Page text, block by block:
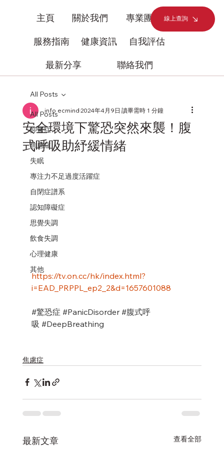
主頁 關於我們 專業團隊
服務指南 健康資訊 自我評估
最新分享 聯絡我們
線上查詢
All Posts
抑鬱症
焦慮症
失眠
專注力不足過度活躍症
自閉症譜系
認知障礙症
思覺失調
飲食失調
心理健康
其他
All Posts
安全環境下驚恐突然來襲！腹
式呼吸助紓緩情緒
info ecmind2024年4月9日 讀畢需時 1 分鐘
https://tv.on.cc/hk/index.html?
i=EAD_PRPPL_ep2_2&d=1657601088
#驚恐症 #PanicDisorder #腹式呼
吸 #DeepBreathing
焦慮症
最新文章 查看全部